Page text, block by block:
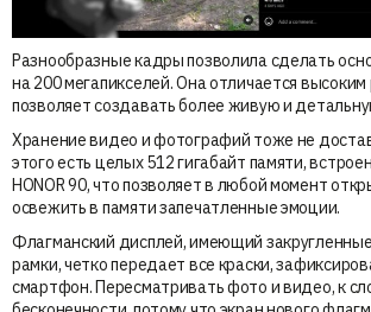
Разнообразные кадры позволила сделать
на 200 мегапикселей. Она отличается
позволяет создавать более живую и
Хранение видео и фотографий тоже не
этого есть целых 512 гигабайт памяти,
HONOR 90, что позволяет в любой момент
освежить в памяти запечатленные эмоции.
Флагманский дисплей, имеющий
рамки, четко передает все краски,
смартфон. Пересматривать фото и видео, к